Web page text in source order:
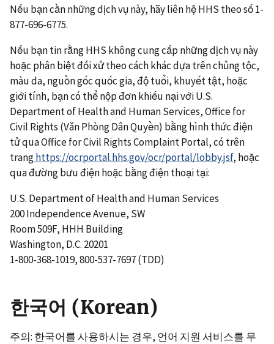
Nếu bạn cần những dịch vụ này, hãy liên hệ HHS theo số 1-
877-696-6775.
Nếu bạn tin rằng HHS không cung cấp những dịch vụ này
hoặc phân biệt đối xử theo cách khác dựa trên chủng tộc,
màu da, nguồn gốc quốc gia, độ tuổi, khuyết tật, hoặc
giới tính, bạn có thể nộp đơn khiếu nại với U.S.
Department of Health and Human Services, Office for
Civil Rights (Văn Phòng Dân Quyền) bằng hình thức điện
tử qua Office for Civil Rights Complaint Portal, có trên
tranghttps://ocrportal.hhs.gov/ocr/portal/lobby.jsf, hoặc
qua đường bưu điện hoặc bằng điện thoại tại:
U.S. Department of Health and Human Services
200 Independence Avenue, SW
Room 509F, HHH Building
Washington, D.C. 20201
1-800-368-1019, 800-537-7697 (TDD)
한국어 (Korean)
주의: 한국어를 사용하시는 경우, 언어 지원 서비스를 무